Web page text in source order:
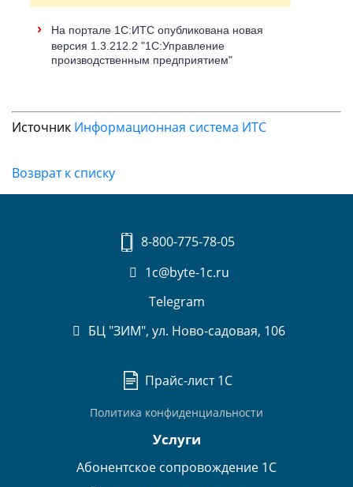
›
На портале 1С:ИТС опубликована новая
версия 1.3.212.2 "1С:Управление
производственным предприятием"
Источник Информационная система ИТС
Возврат к списку
8-800-775-78-05
1c@byte-1c.ru
Telegram
БЦ "ЗИМ", ул. Ново-садовая, 106
Прайс-лист 1С
Политика конфиденциальности
Услуги
Абонентское сопровождение 1С